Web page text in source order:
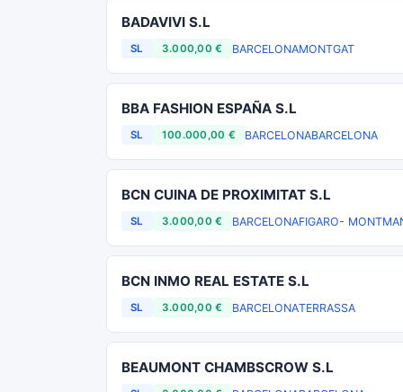
BADAVIVI S.L
SL 3.000,00 € BARCELONAMONTGAT
BBA FASHION ESPAÑA S.L
SL 100.000,00 € BARCELONABARCELONA
BCN CUINA DE PROXIMITAT S.L
SL 3.000,00 € BARCELONAFIGARO-
BCN INMO REAL ESTATE S.L
SL 3.000,00 € BARCELONATERRASSA
BEAUMONT CHAMBSCROW S.L